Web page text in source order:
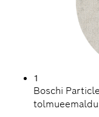
1
Boschi